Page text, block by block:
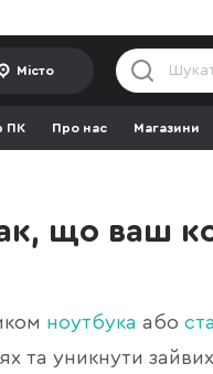
Місто
ПК Про нас Магазини
що ваш
ноутбука або
та уникнути